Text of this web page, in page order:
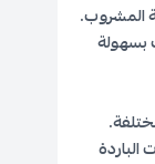
المشروب.
بسهولة